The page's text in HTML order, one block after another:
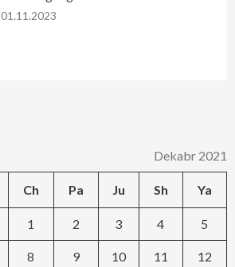
01.11.2023
Dekabr 2021
Ch Pa Ju Sh Ya
1 2 3 4 5
8 9 10 11 12